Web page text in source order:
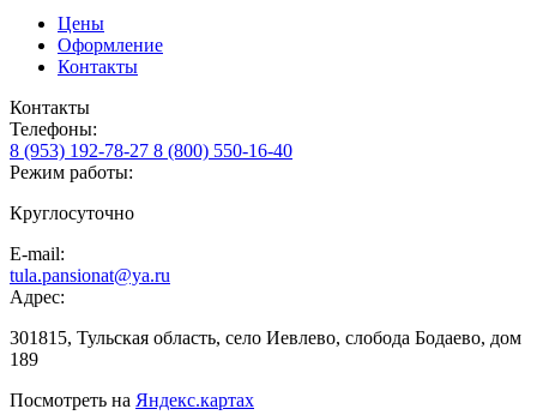
Цены
Оформление
Контакты
Контакты
Телефоны:
8 (953) 192-78-27 8 (800) 550-16-40
Режим работы:
Круглосуточно
E-mail:
tula.pansionat@ya.ru
Адрес:
301815, Тульская область, село Иевлево, слобода Бодаево, дом
189
Посмотреть на Яндекс.картах